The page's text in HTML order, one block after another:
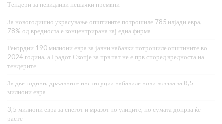
Тендери за невидливи пешачки премини
За новогодишно украсување општините потрошиле 785 илјади евра,
78% од вредноста е концентрирана кај една фирма
Рекордни 190 милиони евра за јавни набавки потрошиле општините во
2024 година, а Градот Скопје за прв пат не е прв според вредноста на
тендерите
За две години, државните институции набавиле нови возила за 8,5
милиони евра
3,5 милиони евра за снегот и мразот по улиците, но сумата допрва ќе
расте